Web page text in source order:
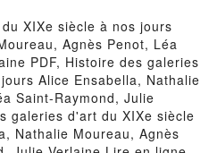
XIXe siècle à nos jours
Agnès Penot, Léa
PDF, Histoire des galeries
Alice Ensabella, Nathalie
Saint-Raymond, Julie
galeries d'art du XIXe siècle
Nathalie Moureau, Agnès